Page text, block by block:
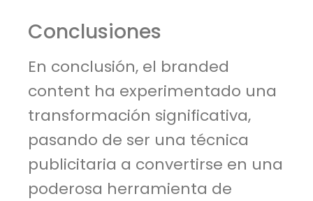
Conclusiones
En conclusión, el branded
content ha experimentado una
transformación significativa,
pasando de ser una técnica
publicitaria a convertirse en una
poderosa herramienta de